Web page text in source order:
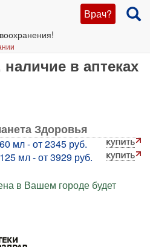
Врач?
в аптеках
Здоровья
мл - от 2345 руб.
мл - от 3929 руб.
в Вашем городе будет